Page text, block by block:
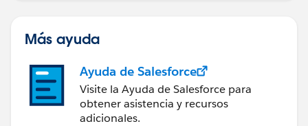
Más ayuda
Ayuda de Salesforce
Visite la Ayuda de Salesforce para
obtener asistencia y recursos
adicionales.